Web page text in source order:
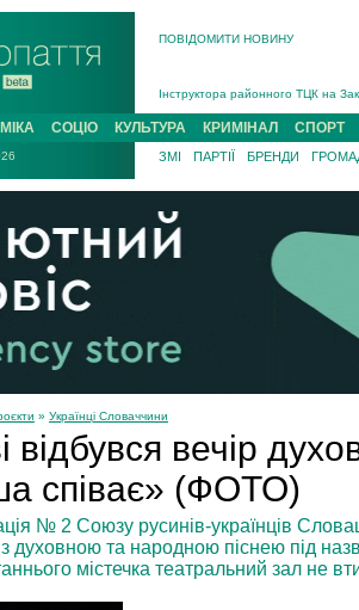
ПОВІДОМИТИ НОВИНУ
В Ужгороді 5 серпня
Підтвердили загибель
СОЦІО КУЛЬТУРА КРИМІНАЛ СПОРТ
ЗМІ ПАРТІЇ БРЕНДИ
» Українці Словаччини
вечір
співає» (ФОТО)
№ 2 Союзу русинів-українців
із духовною та народною піснею під
містечка театральний зал не